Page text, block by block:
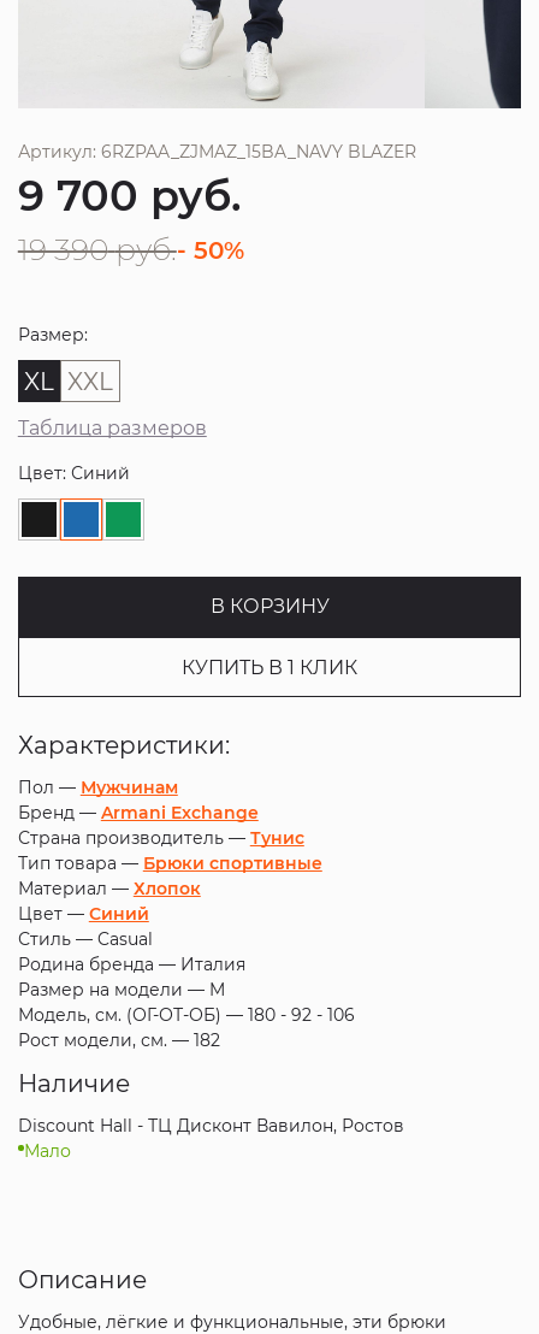
Артикул: 6RZPAA_ZJMAZ_15BA_NAVY BLAZER
9 700 руб.
19 390 руб.- 50%
Размер:
XL XXL
Таблица размеров
Цвет: Синий
В КОРЗИНУ
КУПИТЬ В 1 КЛИК
Характеристики:
Пол — Мужчинам
Бренд — Armani Exchange
Страна производитель — Тунис
Тип товара — Брюки спортивные
Материал — Хлопок
Цвет — Синий
Стиль — Casual
Родина бренда — Италия
Размер на модели — M
Модель, см. (ОГ-ОТ-ОБ) — 180 - 92 - 106
Рост модели, см. — 182
Наличие
Discount Hall - ТЦ Дисконт Вавилон, Ростов
Мало
Описание
Удобные, лёгкие и функциональные, эти брюки